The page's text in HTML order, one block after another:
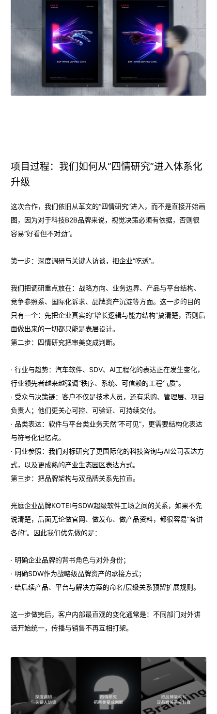
项目过程：我们如何从“四情研究”进入体系化
升级
这次合作，我们依旧从革文的“四情研究”进入，而不是直接开始画
图，因为对于科技B2B品牌来说，视觉决策必须有依据，否则很
容易“好看但不对劲”。
第一步：深度调研与关键人访谈，把企业“吃透”。
我们把调研重点放在：战略方向、业务边界、产品与平台结构、
竞争参照系、国际化诉求、品牌资产沉淀等方面。这一步的目的
只有一个：先把企业真实的“增长逻辑与能力结构”搞清楚，否则后
面做出来的一切都只能是表层设计。
第二步：四情研究把审美变成判断。
· 行业与趋势：汽车软件、SDV、AI工程化的表达正在发生变化，
行业领先者越来越强调“秩序、系统、可信赖的工程气质”。
· 受众与决策链：客户不仅是技术人员，还有采购、管理层、项目
负责人；他们更关心可控、可验证、可持续交付。
· 品类表达：软件与平台类业务天然“不可见”，更需要结构化表达
与符号化记忆点。
· 同业参照：我们对标研究了更国际化的科技咨询与AI公司表达方
式，以及更成熟的产业生态园区表达方式。
第三步：把品牌架构与双品牌关系先拉直。
光庭企业品牌KOTEI与SDW超级软件工场之间的关系，如果不先
说清楚，后面无论做官网、做发布、做产品资料，都很容易“各讲
各的”。因此我们优先做的是：
· 明确企业品牌的背书角色与对外身份；
· 明确SDW作为战略级品牌资产的承接方式；
· 给后续产品、平台与解决方案的命名/层级关系预留扩展规则。
这一步做完后，客户内部最直观的变化通常是：不同部门对外讲
话开始统一，传播与销售不再互相打架。